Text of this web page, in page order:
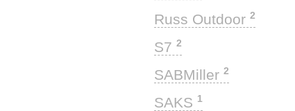
Russ Outdoor 2
S7 2
SABMiller 2
SAKS 1